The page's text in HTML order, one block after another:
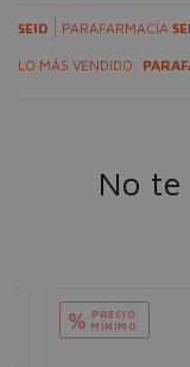
SEID PARAFARMACIA
LO MÁS VENDIDO:
No
% PRECIO
MÍNIMO